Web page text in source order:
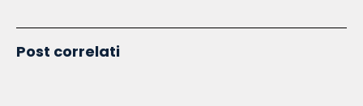
Post correlati